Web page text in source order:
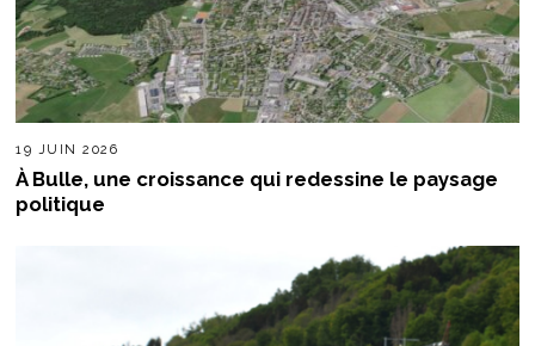
19 JUIN 2026
À Bulle, une croissance qui redessine le paysage
politique